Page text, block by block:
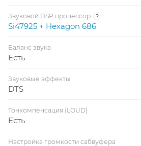
Звуковой DSP процессор ?
Si47925 + Hexagon 686
Баланс звука
Есть
Звуковые эффекты
DTS
Тонкомпенсация (LOUD)
Есть
Настройка громкости сабвуфера